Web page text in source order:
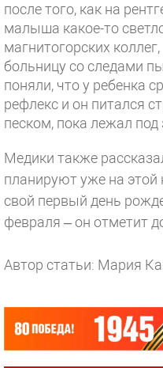
после того, как на
малыша какое-то
магнитогорских
больницу со следами
поняли, что у ребенка
рефлекс и он питался
песком, пока лежал под
Медики также
планируют уже на этой
свой первый день
февраля – он отметит
Автор статьи: Мария